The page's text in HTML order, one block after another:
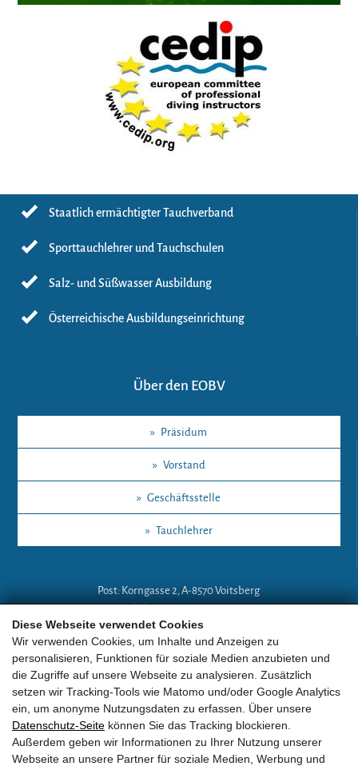
Diese Webseite verwendet Cookies
Wir verwenden Cookies, um Inhalte und Anzeigen zu
personalisieren, Funktionen für soziale Medien anzubieten und
die Zugriffe auf unsere Webseite zu analysieren. Zusätzlich
setzen wir Tracking-Tools wie Matomo und/oder Google Analytics
ein, um anonyme Nutzungsdaten zu erfassen. Über unsere
Datenschutz-Seite können Sie das Tracking blockieren.
Außerdem geben wir Informationen zu Ihrer Nutzung unserer
Webseite an unsere Partner für soziale Medien, Werbung und
Staatlich ermächtigter Tauchverband
Sporttauchlehrer und Tauchschulen
Salz- und Süßwasser Ausbildung
Österreichische Ausbildungseinrichtung
Über den EOBV
» Präsidum
» Vorstand
» Geschäftsstelle
» Tauchlehrer
Post: Korngasse 2, A-8570 Voitsberg
Mobil: +43 (0)664 18 67 394
E-Mail: lg-a@eobv.eu
Weitere Links
» ARGE Tauchen